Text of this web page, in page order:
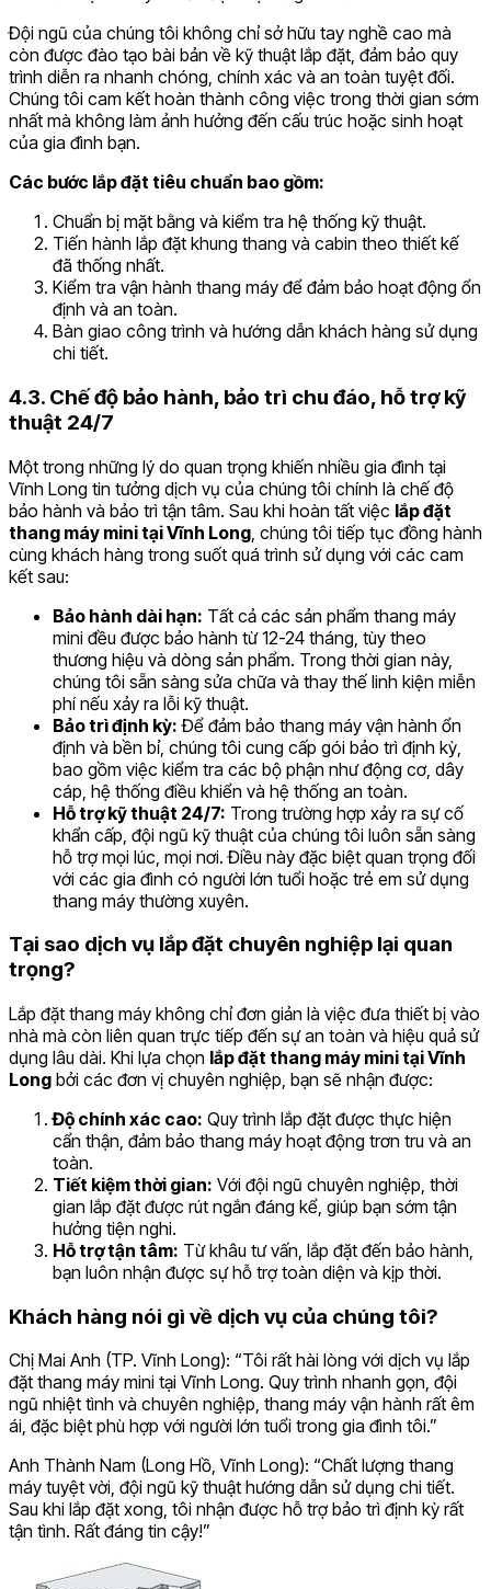
Đội ngũ của chúng tôi không chỉ sở hữu tay nghề cao mà
còn được đào tạo bài bản về kỹ thuật lắp đặt, đảm bảo quy
trình diễn ra nhanh chóng, chính xác và an toàn tuyệt đối.
Chúng tôi cam kết hoàn thành công việc trong thời gian sớm
nhất mà không làm ảnh hưởng đến cấu trúc hoặc sinh hoạt
của gia đình bạn.
Các bước lắp đặt tiêu chuẩn bao gồm:
Chuẩn bị mặt bằng và kiểm tra hệ thống kỹ thuật.
Tiến hành lắp đặt khung thang và cabin theo thiết kế
đã thống nhất.
Kiểm tra vận hành thang máy để đảm bảo hoạt động ổn
định và an toàn.
Bàn giao công trình và hướng dẫn khách hàng sử dụng
chi tiết.
4.3. Chế độ bảo hành, bảo trì chu đáo, hỗ trợ kỹ
thuật 24/7
Một trong những lý do quan trọng khiến nhiều gia đình tại
Vĩnh Long tin tưởng dịch vụ của chúng tôi chính là chế độ
bảo hành và bảo trì tận tâm. Sau khi hoàn tất việc lắp đặt
thang máy mini tại Vĩnh Long , chúng tôi tiếp tục đồng hành
cùng khách hàng trong suốt quá trình sử dụng với các cam
kết sau:
Bảo hành dài hạn: Tất cả các sản phẩm thang máy
mini đều được bảo hành từ 12-24 tháng, tùy theo
thương hiệu và dòng sản phẩm. Trong thời gian này,
chúng tôi sẵn sàng sửa chữa và thay thế linh kiện miễn
phí nếu xảy ra lỗi kỹ thuật.
Bảo trì định kỳ: Để đảm bảo thang máy vận hành ổn
định và bền bỉ, chúng tôi cung cấp gói bảo trì định kỳ,
bao gồm việc kiểm tra các bộ phận như động cơ, dây
cáp, hệ thống điều khiển và hệ thống an toàn.
Hỗ trợ kỹ thuật 24/7: Trong trường hợp xảy ra sự cố
khẩn cấp, đội ngũ kỹ thuật của chúng tôi luôn sẵn sàng
hỗ trợ mọi lúc, mọi nơi. Điều này đặc biệt quan trọng đối
với các gia đình có người lớn tuổi hoặc trẻ em sử dụng
thang máy thường xuyên.
Tại sao dịch vụ lắp đặt chuyên nghiệp lại quan
trọng?
Lắp đặt thang máy không chỉ đơn giản là việc đưa thiết bị vào
nhà mà còn liên quan trực tiếp đến sự an toàn và hiệu quả sử
dụng lâu dài. Khi lựa chọn lắp đặt thang máy mini tại Vĩnh
Long bởi các đơn vị chuyên nghiệp, bạn sẽ nhận được:
Độ chính xác cao: Quy trình lắp đặt được thực hiện
cẩn thận, đảm bảo thang máy hoạt động trơn tru và an
toàn.
Tiết kiệm thời gian: Với đội ngũ chuyên nghiệp, thời
gian lắp đặt được rút ngắn đáng kể, giúp bạn sớm tận
hưởng tiện nghi.
Hỗ trợ tận tâm: Từ khâu tư vấn, lắp đặt đến bảo hành,
bạn luôn nhận được sự hỗ trợ toàn diện và kịp thời.
Khách hàng nói gì về dịch vụ của chúng tôi?
Chị Mai Anh (TP. Vĩnh Long): “Tôi rất hài lòng với dịch vụ lắp
đặt thang máy mini tại Vĩnh Long. Quy trình nhanh gọn, đội
ngũ nhiệt tình và chuyên nghiệp, thang máy vận hành rất êm
ái, đặc biệt phù hợp với người lớn tuổi trong gia đình tôi.”
Anh Thành Nam (Long Hồ, Vĩnh Long): “Chất lượng thang
máy tuyệt vời, đội ngũ kỹ thuật hướng dẫn sử dụng chi tiết.
Sau khi lắp đặt xong, tôi nhận được hỗ trợ bảo trì định kỳ rất
tận tình. Rất đáng tin cậy!”